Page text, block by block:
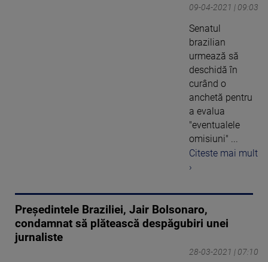
09-04-2021 | 09:03
Senatul
brazilian
urmează să
deschidă în
curând o
anchetă pentru
a evalua
"eventualele
omisiuni" ...
Citeste mai mult
›
Preşedintele Braziliei, Jair Bolsonaro,
condamnat să plătească despăgubiri unei
jurnaliste
28-03-2021 | 07:10